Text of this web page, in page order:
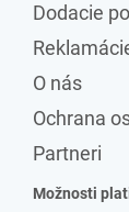
Dodacie
O nás
Ochrana
Partneri
Možnosti